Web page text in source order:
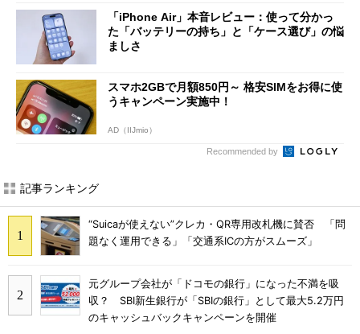
「iPhone Air」本音レビュー：使って分かっ
た「バッテリーの持ち」と「ケース選び」の悩
ましさ
スマホ2GBで月額850円～ 格安SIMをお得に使
うキャンペーン実施中！
AD（IIJmio）
Recommended by
記事ランキング
“Suicaが使えない”クレカ・QR専用改札機に賛否 「問
題なく運用できる」「交通系ICの方がスムーズ」
元グループ会社が「ドコモの銀行」になった不満を吸
収？ SBI新生銀行が「SBIの銀行」として最大5.2万円
のキャッシュバックキャンペーンを開催